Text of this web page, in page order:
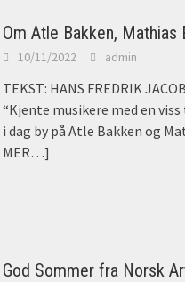
Om Atle Bakken,
10/11/2022 admin
TEKST: HANS FREDRIK
“Kjente musikere med en
i dag by på Atle Bakken og
MER…]
God Sommer fra Norsk